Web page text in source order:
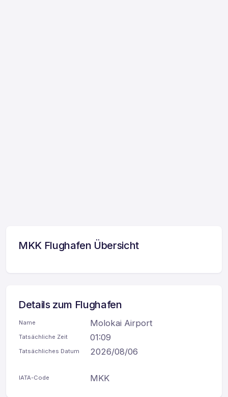
MKK Flughafen Übersicht
Details zum Flughafen
Name Molokai Airport
Tatsächliche Zeit 01:09
Tatsächliches Datum 2026/08/06
IATA-Code MKK